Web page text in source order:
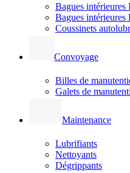
Bagues intérieures
Bagues intérieures
Coussinets
Convoyage
Billes de
Galets de
Maintenance
Lubrifiants
Nettoyants
Dégrippants